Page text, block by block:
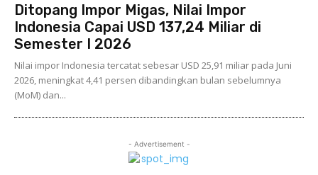
Ditopang Impor Migas, Nilai Impor
Indonesia Capai USD 137,24 Miliar di
Semester I 2026
Nilai impor Indonesia tercatat sebesar USD 25,91 miliar pada Juni
2026, meningkat 4,41 persen dibandingkan bulan sebelumnya
(MoM) dan...
- Advertisement -